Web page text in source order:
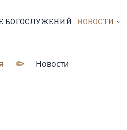
БОГОСЛУЖЕНИЙ НОВОСТИ
Новости